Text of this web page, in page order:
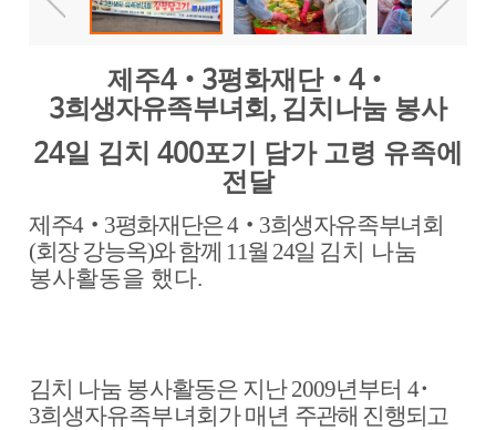
제주4‧ 3평화재단‧ 4‧
3희생자유족부녀회, 김치나눔 봉사
24일 김치 400포기 담가 고령 유족에
전달
제주4‧ 3평화재단은4‧ 3희생자유족부녀회
(회장 강능옥)와 함께 11월 24일 김치 나눔
봉사활동을 했다.
김치 나눔 봉사활동은 지난2009년부터 4･
3희생자유족부녀회가 매년 주관해 진행되고